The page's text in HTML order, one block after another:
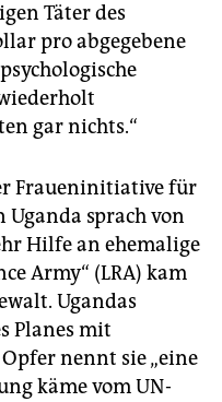
Täter des
pro abgegebene
gar nichts.“
Fraueninitiative für
sprach von
Hilfe an ehemalige
Army“ (LRA) kam
Ugandas
Planes mit
nennt sie „eine
käme vom UN-